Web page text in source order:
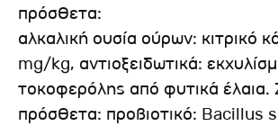
πρόσθετα:
αλκαλική ουσία ούρων: κιτρικό
mg/kg, αντιοξειδωτικά:
τοκοφερόλης από φυτικά έλαια.
πρόσθετα: προβιοτικό: Bacillus